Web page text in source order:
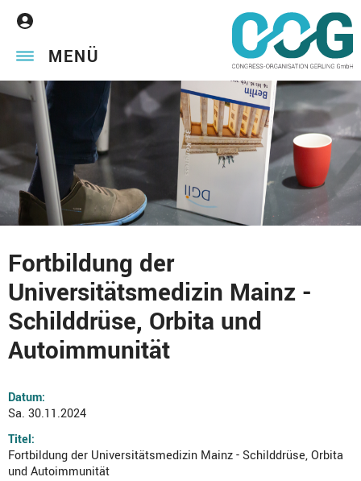
MENÜ
Fortbildung der
Universitätsmedizin Mainz -
Schilddrüse, Orbita und
Autoimmunität
Datum:
Sa. 30.11.2024
Titel:
Fortbildung der Universitätsmedizin Mainz - Schilddrüse, Orbita
und Autoimmunität